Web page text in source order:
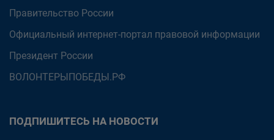
Правительство России
Официальный интернет-портал правовой информации
Президент России
ВОЛОНТЕРЫПОБЕДЫ.РФ
ПОДПИШИТЕСЬ НА НОВОСТИ